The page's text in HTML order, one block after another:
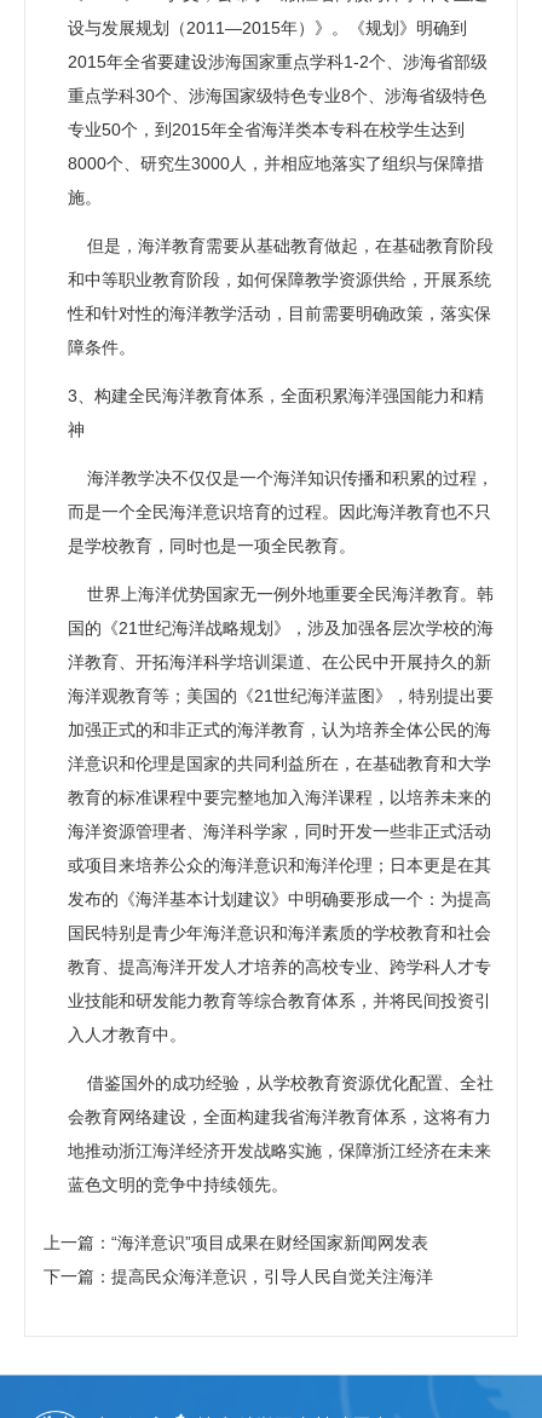
设与发展规划（2011―2015年）》。《规划》明确到
2015年全省要建设涉海国家重点学科1-2个、涉海省部级
重点学科30个、涉海国家级特色专业8个、涉海省级特色
专业50个，到2015年全省海洋类本专科在校学生达到
8000个、研究生3000人，并相应地落实了组织与保障措
施。
但是，海洋教育需要从基础教育做起，在基础教育阶段
和中等职业教育阶段，如何保障教学资源供给，开展系统
性和针对性的海洋教学活动，目前需要明确政策，落实保
障条件。
3、构建全民海洋教育体系，全面积累海洋强国能力和精
神
海洋教学决不仅仅是一个海洋知识传播和积累的过程，
而是一个全民海洋意识培育的过程。因此海洋教育也不只
是学校教育，同时也是一项全民教育。
世界上海洋优势国家无一例外地重要全民海洋教育。韩
国的《21世纪海洋战略规划》，涉及加强各层次学校的海
洋教育、开拓海洋科学培训渠道、在公民中开展持久的新
海洋观教育等；美国的《21世纪海洋蓝图》，特别提出要
加强正式的和非正式的海洋教育，认为培养全体公民的海
洋意识和伦理是国家的共同利益所在，在基础教育和大学
教育的标准课程中要完整地加入海洋课程，以培养未来的
海洋资源管理者、海洋科学家，同时开发一些非正式活动
或项目来培养公众的海洋意识和海洋伦理；日本更是在其
发布的《海洋基本计划建议》中明确要形成一个：为提高
国民特别是青少年海洋意识和海洋素质的学校教育和社会
教育、提高海洋开发人才培养的高校专业、跨学科人才专
业技能和研发能力教育等综合教育体系，并将民间投资引
入人才教育中。
借鉴国外的成功经验，从学校教育资源优化配置、全社
会教育网络建设，全面构建我省海洋教育体系，这将有力
地推动浙江海洋经济开发战略实施，保障浙江经济在未来
蓝色文明的竞争中持续领先。
上一篇：“海洋意识”项目成果在财经国家新闻网发表
下一篇：提高民众海洋意识，引导人民自觉关注海洋